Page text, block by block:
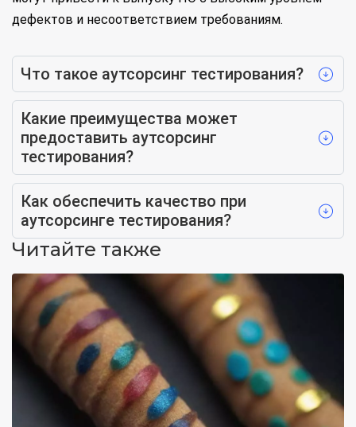
дефектов и несоответствием требованиям.
Что такое аутсорсинг тестирования?
Какие преимущества может
предоставить аутсорсинг
тестирования?
Как обеспечить качество при
аутсорсинге тестирования?
Читайте также